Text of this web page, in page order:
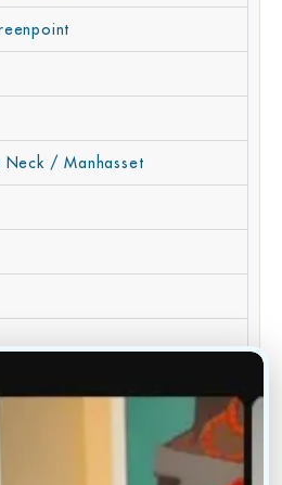
Neck / Manhasset